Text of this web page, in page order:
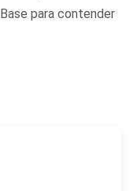
para contender